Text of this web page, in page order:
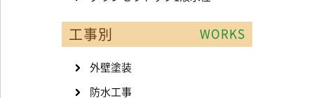
工事別 WORKS
外壁塗装
防水工事